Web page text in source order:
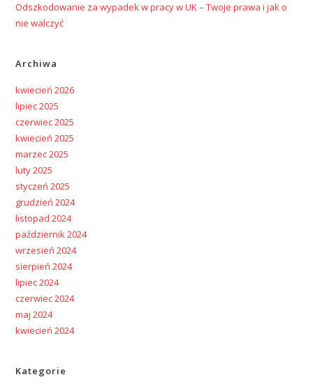
Odszkodowanie za wypadek w pracy w UK – Twoje prawa i jak o
nie walczyć
Archiwa
kwiecień 2026
lipiec 2025
czerwiec 2025
kwiecień 2025
marzec 2025
luty 2025
styczeń 2025
grudzień 2024
listopad 2024
październik 2024
wrzesień 2024
sierpień 2024
lipiec 2024
czerwiec 2024
maj 2024
kwiecień 2024
Kategorie